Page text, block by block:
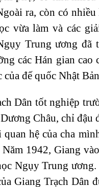
ra, còn có
vừa làm và các
Trung ương đã
các Hán gian
đế quốc Nhật
Dân tốt nghiệp
Châu, chỉ
quan hệ của cha
1942, Giang
Ngụy Trung
Giang Trạch Dân